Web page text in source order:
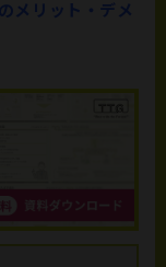
メリット・デメ